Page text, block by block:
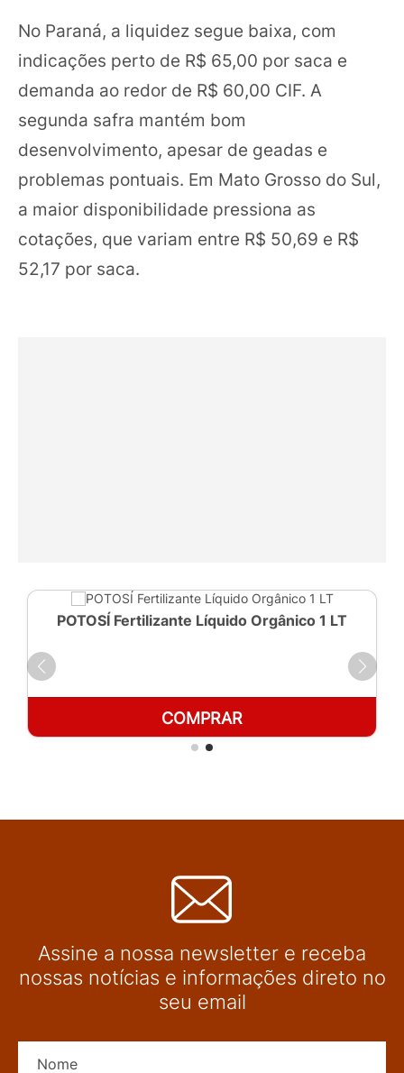
No Paraná, a liquidez segue baixa, com
indicações perto de R$ 65,00 por saca e
demanda ao redor de R$ 60,00 CIF. A
segunda safra mantém bom
desenvolvimento, apesar de geadas e
problemas pontuais. Em Mato Grosso do Sul,
a maior disponibilidade pressiona as
cotações, que variam entre R$ 50,69 e R$
52,17 por saca.
POTOSÍ Fertilizante Líquido Orgânico 1 LT
COMPRAR
Assine a nossa newsletter e receba
nossas notícias e informações direto no
seu email